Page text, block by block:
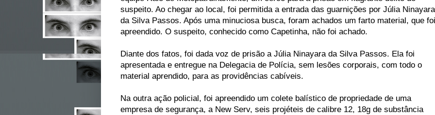
suspeito. Ao chegar ao local, foi permitida a entrada das guarnições por Júlia Ninayara
da Silva Passos. Após uma minuciosa busca, foram achados um farto material, que foi
apreendido. O suspeito, conhecido como Capetinha, não foi achado.
Diante dos fatos, foi dada voz de prisão a Júlia Ninayara da Silva Passos. Ela foi
apresentada e entregue na Delegacia de Polícia, sem lesões corporais, com todo o
material aprendido, para as providências cabíveis.
Na outra ação policial, foi apreendido um colete balístico de propriedade de uma
empresa de segurança, a New Serv, seis projéteis de calibre 12, 18g de substância